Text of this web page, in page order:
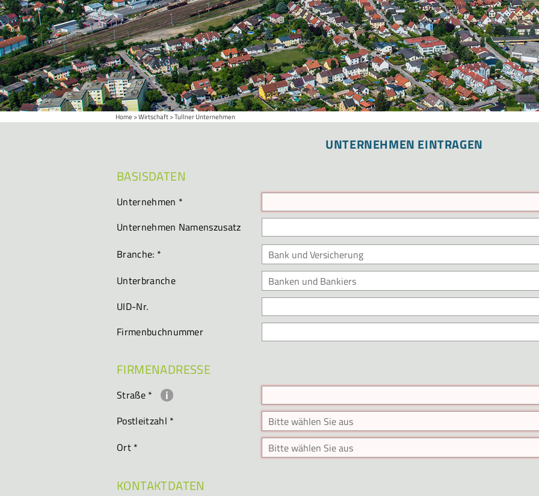
Home Wirtschaft Tullner Unternehmen
UNTERNEHMEN EINTRAGEN
BASISDATEN
Unternehmen *
Unternehmen Namenszusatz
Branche: *
Unterbranche
UID-Nr.
Firmenbuchnummer
FIRMENADRESSE
Straße *
Postleitzahl *
Ort *
KONTAKTDATEN